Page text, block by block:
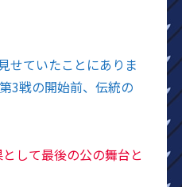
せていたことにありま
3戦の開始前、伝統の
して最後の公の舞台と